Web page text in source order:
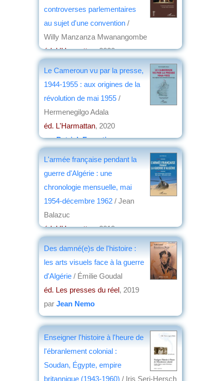
controverses parlementaires
au sujet d'une convention /
Willy Manzanza Mwanangombe
éd. L'Harmattan, 2020
Le Cameroun vu par la presse,
1944-1955 : aux origines de la
révolution de mai 1955 /
Hermenegilgo Adala
éd. L'Harmattan, 2020
parPatrick Forestier
L'armée française pendant la
guerre d'Algérie : une
chronologie mensuelle, mai
1954-décembre 1962 / Jean
Balazuc
éd. L'Harmattan, 2019
Des damné(e)s de l'histoire :
les arts visuels face à la guerre
d'Algérie / Émilie Goudal
éd. Les presses du réel, 2019
par Jean Nemo
Enseigner l'histoire à l'heure de
l'ébranlement colonial :
Soudan, Égypte, empire
britannique (1943-1960) / Iris Seri-Hersch